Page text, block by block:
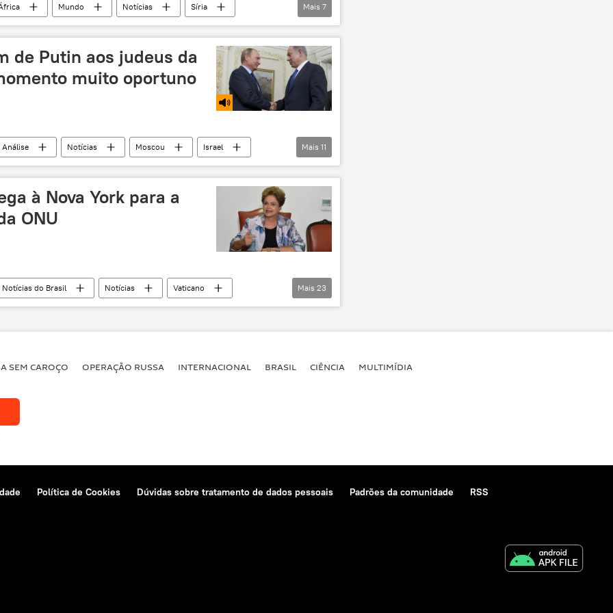
Mundo Notícias
Síria
islã recrutamento
membro
Mais 7
de Putin aos judeus da
muito oportuno
Análise Notícias Moscou
Israel
Benjamin Netanyahu
Osias Wurman
radicais islâmicos
Mais 11
à Nova York para a
ONU
Notícias do Brasil Notícias
Vaticano
papa Francisco
Mauro Vieira
agenda pronunciamento
refugiados
Mais 23
SEM CAROÇO OPERAÇÃO RUSSA INTERNACIONAL BRASIL CIÊNCIA MULTIMÍDIA
Política de Cookies Dúvidas sobre tratamento de dados pessoais Padrões da comunidade
RSS